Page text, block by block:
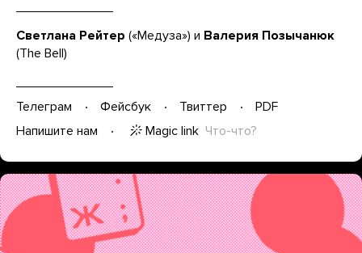
Светлана Рейтер («Медуза») и Валерия Позычанюк
(The Bell)
Телеграм Фейсбук Твиттер
PDF
Напишите нам
Magic link Что-что?